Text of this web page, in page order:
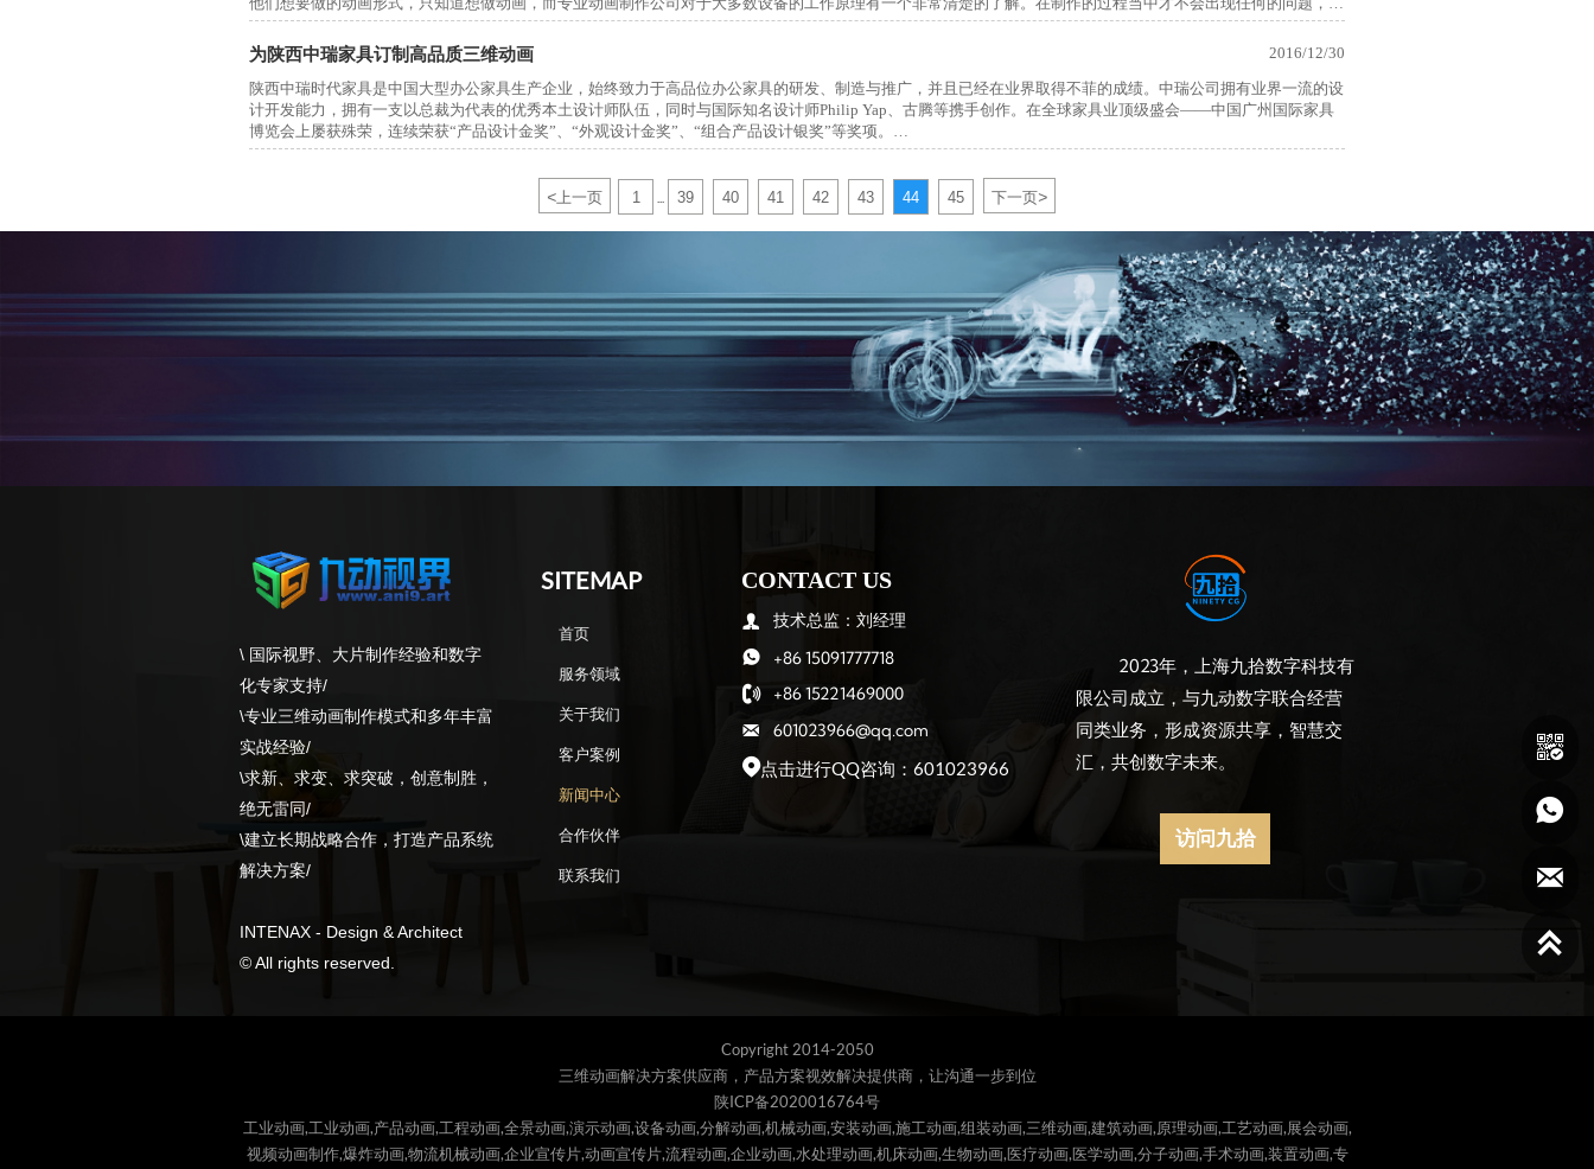
点的内容，一般来说就一带而过了。可能画面里显示一下而已，又或者旁白里稍稍提及一下。
这样来看，内容划分好之后，各个内容的表现时间，就会大致确定了。将各阶段的时间相加起来，再加上一些细节或者特点补充，再加上一些开头和结尾的展现，
一个具体的的动画表现时长，就可以确定了。
以说如果一个企业需要工业动画的制作，一定要找专业的公司来进行。在市场进行工业动画制作公司非常的多，那么我们如何才能找到一个让自己非常满意的制作
公司，首先我们要看他以前制作的成功案例，看他以前制作的三维动画演示是不是符合真正的工作原理，是否让不懂的人能够看明白，我们就可以判断出他对于工
业动画的制作是不是有一定的实力，然后再进行一个良好的沟通，看一下他们制作的样本，如果都没有出现问题，就说明这个公司是非常专业的。
为陕西中瑞家具订制高品质三维动画 2016/12/30
陕西中瑞时代家具是中国大型办公家具生产企业，始终致力于高品位办公家具的研发、制造与推广，并且已经在业界取得不菲的成绩。中瑞公司拥有业界一流的设
计开发能力，拥有一支以总裁为代表的优秀本土设计师队伍，同时与国际知名设计师Philip Yap、古腾等携手创作。在全球家具业顶级盛会——中国广州国际家具
博览会上屡获殊荣，连续荣获“产品设计金奖”、“外观设计金奖”、“组合产品设计银奖”等奖项。
<上一页 1 ... 39 40 41 42 43 44 45 下一页>
\ 国际视野、大片制作经验和数字
化专家支持/
\专业三维动画制作模式和多年丰富
实战经验/
\求新、求变、求突破，创意制胜，
绝无雷同/
\建立长期战略合作，打造产品系统
解决方案/
INTENAX - Design & Architect
© All rights reserved.
SITEMAP
首页
服务领域
关于我们
客户案例
新闻中心
合作伙伴
联系我们
CONTACT US
 技术总监：刘经理
 +86 15091777718
 +86 15221469000

601023966@qq.com
点击进行QQ咨询：601023966
2023年，上海九拾数字科技有
限公司成立，与九动数字联合经营
同类业务，形成资源共享，智慧交
汇，共创数字未来。
访问九拾
Copyright 2014-2050
三维动画解决方案供应商，产品方案视效解决提供商，让沟通一步到位
陕ICP备2020016764号
工业动画,工业动画,产品动画,工程动画,全景动画,演示动画,设备动画,分解动画,机械动画,安装动画,施工动画,组装动画,三维动画,建筑动画,原理动画,工艺动画,展会动画,
视频动画制作,爆炸动画,物流机械动画,企业宣传片,动画宣传片,流程动画,企业动画,水处理动画,机床动画,生物动画,医疗动画,医学动画,分子动画,手术动画,装置动画,专



